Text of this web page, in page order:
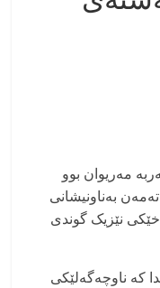
مەریوان بوو
بەناونیشانی
نێزیک گوندی
کە ناوچەگەلێکی